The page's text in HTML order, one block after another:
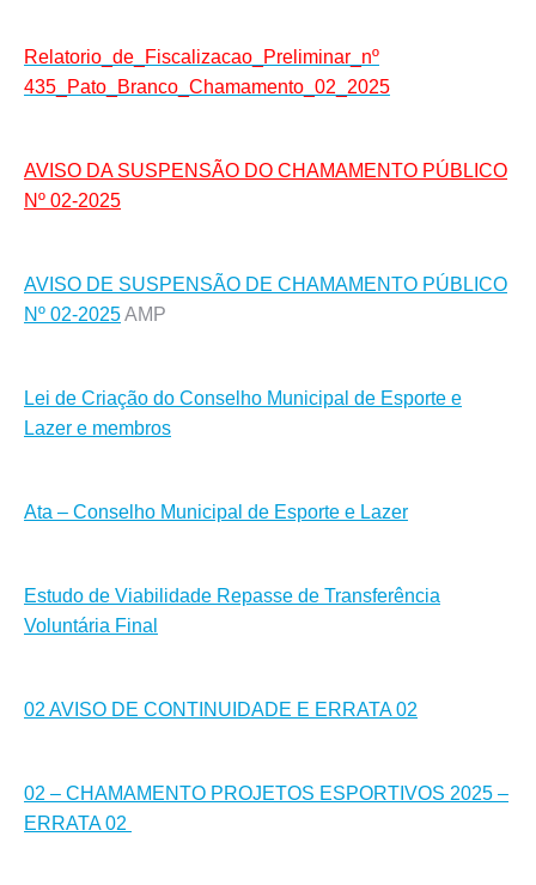
Relatorio_de_Fiscalizacao_Preliminar_nº
435_Pato_Branco_Chamamento_02_2025
AVISO DA SUSPENSÃO DO CHAMAMENTO PÚBLICO
Nº 02-2025
AVISO DE SUSPENSÃO DE CHAMAMENTO PÚBLICO
Nº 02-2025AMP
Lei de Criação do Conselho Municipal de Esporte e
Lazer e membros
Ata – Conselho Municipal de Esporte e Lazer
Estudo de Viabilidade Repasse de Transferência
Voluntária Final
02 AVISO DE CONTINUIDADE E ERRATA 02
02 – CHAMAMENTO PROJETOS ESPORTIVOS 2025 –
ERRATA 02